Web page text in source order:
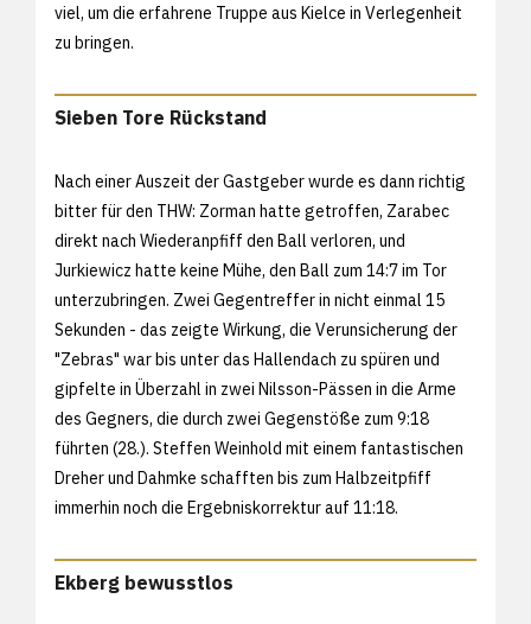
viel, um die erfahrene Truppe aus Kielce in Verlegenheit
zu bringen.
Sieben Tore Rückstand
Nach einer Auszeit der Gastgeber wurde es dann richtig
bitter für den THW: Zorman hatte getroffen, Zarabec
direkt nach Wiederanpfiff den Ball verloren, und
Jurkiewicz hatte keine Mühe, den Ball zum 14:7 im Tor
unterzubringen. Zwei Gegentreffer in nicht einmal 15
Sekunden - das zeigte Wirkung, die Verunsicherung der
"Zebras" war bis unter das Hallendach zu spüren und
gipfelte in Überzahl in zwei Nilsson-Pässen in die Arme
des Gegners, die durch zwei Gegenstöße zum 9:18
führten (28.). Steffen Weinhold mit einem fantastischen
Dreher und Dahmke schafften bis zum Halbzeitpfiff
immerhin noch die Ergebniskorrektur auf 11:18.
Ekberg bewusstlos